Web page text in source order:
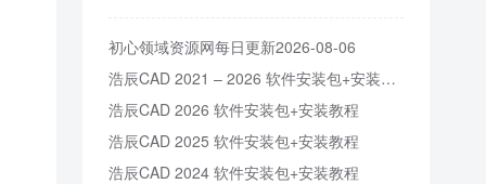
初心领域资源网每日更新2026-08-06
浩辰CAD 2021 – 2026 软件安装包+安装教程
浩辰CAD 2026 软件安装包+安装教程
浩辰CAD 2025 软件安装包+安装教程
浩辰CAD 2024 软件安装包+安装教程